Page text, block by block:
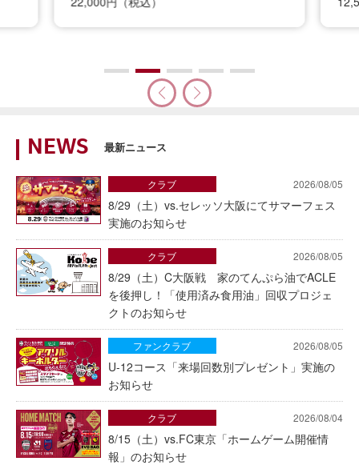
NEWS 最新ニュース
2026/08/05
8/29（土）vs.セレッソ大阪にてサマーフェス
実施のお知らせ
クラブ
2026/08/05
8/29（土）C大阪戦 家のてんぷら油でACLE
を後押し！「使用済み食用油」回収プロジェ
クトのお知らせ
クラブ
2026/08/05
U-12コース「来場回数別プレゼント」実施の
お知らせ
ファンクラブ
2026/08/04
8/15（土）vs.FC東京「ホームゲーム開催情
報」のお知らせ
クラブ